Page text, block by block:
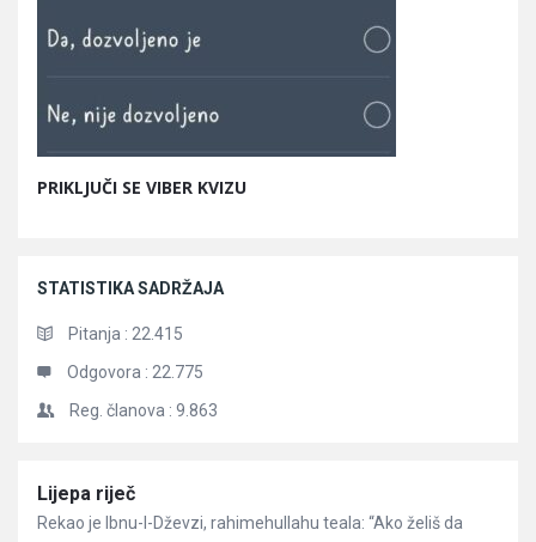
PRIKLJUČI SE VIBER KVIZU
STATISTIKA SADRŽAJA
Pitanja : 22.415
Odgovora : 22.775
Reg. članova : 9.863
Članci
Lijepa riječ
Rekao je Ibnu-l-Dževzi, rahimehullahu teala: “Ako želiš da